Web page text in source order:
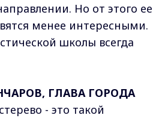
Но от этого ее
менее интересными.
школы всегда
ГЛАВА ГОРОДА
- это такой